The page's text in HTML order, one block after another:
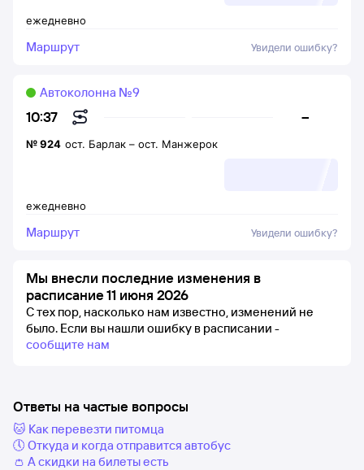
ежедневно
Маршрут Увидели ошибку?
10:37 –
Автоколонна №9
ежедневно
№924 ост. Барлак – ост. Манжерок
Маршрут Увидели ошибку?
Мы внесли последние изменения в
расписание 11 июня 2026
С тех пор, насколько нам известно, изменений не
было. Если вы нашли ошибку в расписании -
сообщите нам
Ответы на частые вопросы
🐱 Как перевезти питомца
🕔 Откуда и когда отправится автобус
👛 А скидки на билеты есть